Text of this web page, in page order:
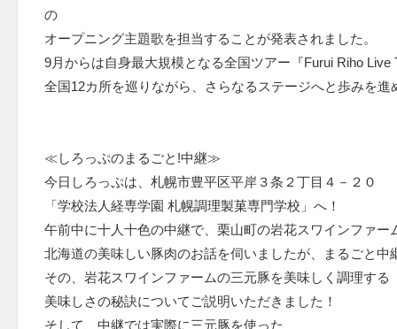
の
オープニング主題歌を担当することが発表されました。
9月からは自身最大規模となる全国ツアー『Furui Riho Live
全国12カ所を巡りながら、さらなるステージへと歩みを進
≪しろっぷのまるごと!中継≫
今日しろっぷは、札幌市豊平区平岸３条２丁目４－２０
「学校法人経専学園 札幌調理製菓専門学校」へ！
午前中に十人十色の中継で、栗山町の岩花スワインファー
北海道の美味しい豚肉のお話を伺いましたが、まるごと中
その、岩花スワインファームの三元豚を美味しく調理す
美味しさの秘訣についてご説明いただきました！
そして、中継では実際に三元豚を使った